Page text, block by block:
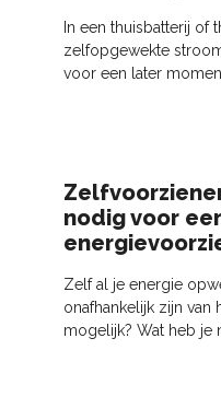
In een thuisbatterij of
zelfopgewekte
voor een later
nodig voor
Zelf al je energie
onafhankelijk zijn van
mogelijk? Wat heb je